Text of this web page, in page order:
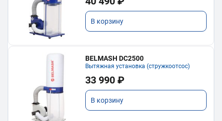
В корзину
BELMASH DC2500
Вытяжная установка (стружкоотсос)
33 990 ₽
В корзину